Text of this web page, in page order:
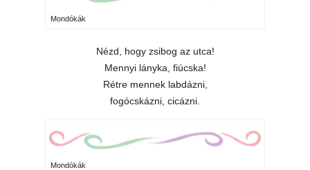
Mondókák
Nézd, hogy zsibog az utca!
Mennyi lányka, fiúcska!
Rétre mennek labdázni,
fogócskázni, cicázni.
Mondókák